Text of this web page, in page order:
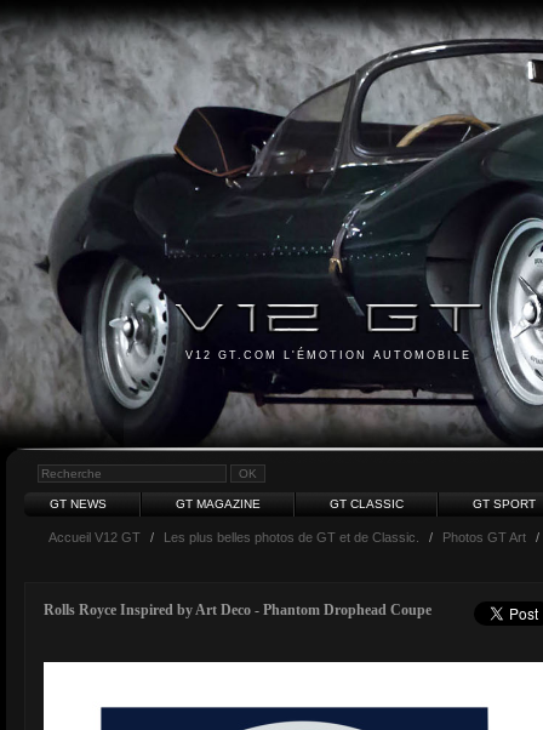
V12 GT.COM L'ÉMOTION AUTOMOBILE
GT NEWS GT MAGAZINE GT CLASSIC GT SPORT
Accueil V12 GT / Les plus belles photos de GT et de Classic. / Photos GT Art /
Rolls Royce Inspired by Art Deco - Phantom Drophead Coupe